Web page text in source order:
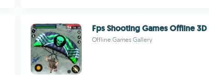
Fps Shooting Games Offline 3D
Offline Games Gallery